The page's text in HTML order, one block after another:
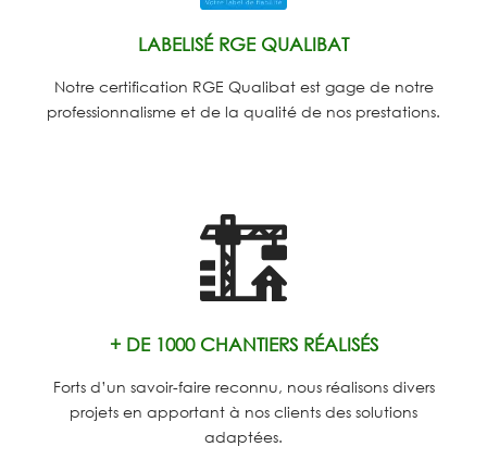
LABELISÉ RGE QUALIBAT
Notre certification RGE Qualibat est gage de notre
professionnalisme et de la qualité de nos prestations.
+ DE 1000 CHANTIERS RÉALISÉS
Forts d’un savoir-faire reconnu, nous réalisons divers
projets en apportant à nos clients des solutions
adaptées.